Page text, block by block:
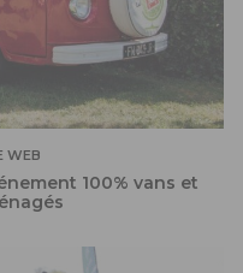
WEB
100% vans et